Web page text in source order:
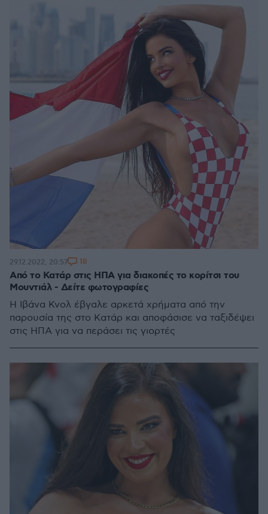
Από το Κατάρ στις ΗΠΑ για διακοπές το κορίτσι του
Μουντιάλ - Δείτε φωτογραφίες
Η Ιβάνα Κνολ έβγαλε αρκετά χρήματα από την
παρουσία της στο Κατάρ και αποφάσισε να ταξιδέψει
στις ΗΠΑ για να περάσει τις γιορτές
29.12.2022, 20:57 18